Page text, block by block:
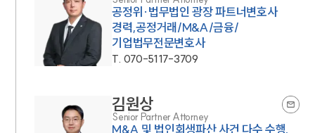
공정위·법무법인 광장 파트너변호사
경력,공정거래/M&A/금융/
기업법무전문변호사
T. 070-5117-3709
김원상
Senior Partner Attorney
M&A 및 법인회생파산 사건 다수 수행,